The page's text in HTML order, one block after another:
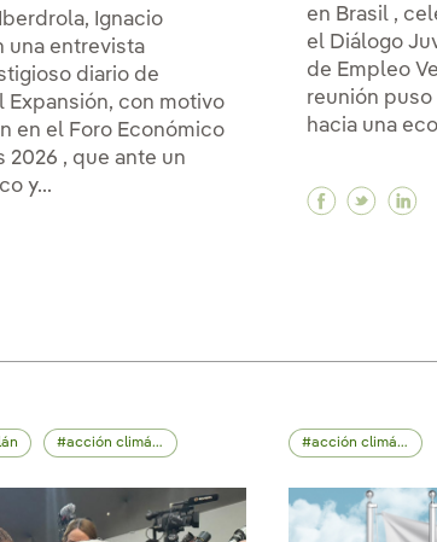
Ignacio
una entrevista
diario de
Expansión, con motivo
en el Foro Económico
2026 , que ante un
y...
Galán en Davos: “Al día siguiente de
Galán en Davos: “Al día siguiente
en Brasil ,
el Diálogo
de Empleo
reunión
hacia una
acción climática acción climática